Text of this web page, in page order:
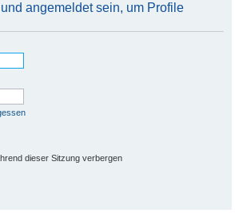
angemeldet sein, um Profile
dieser Sitzung verbergen